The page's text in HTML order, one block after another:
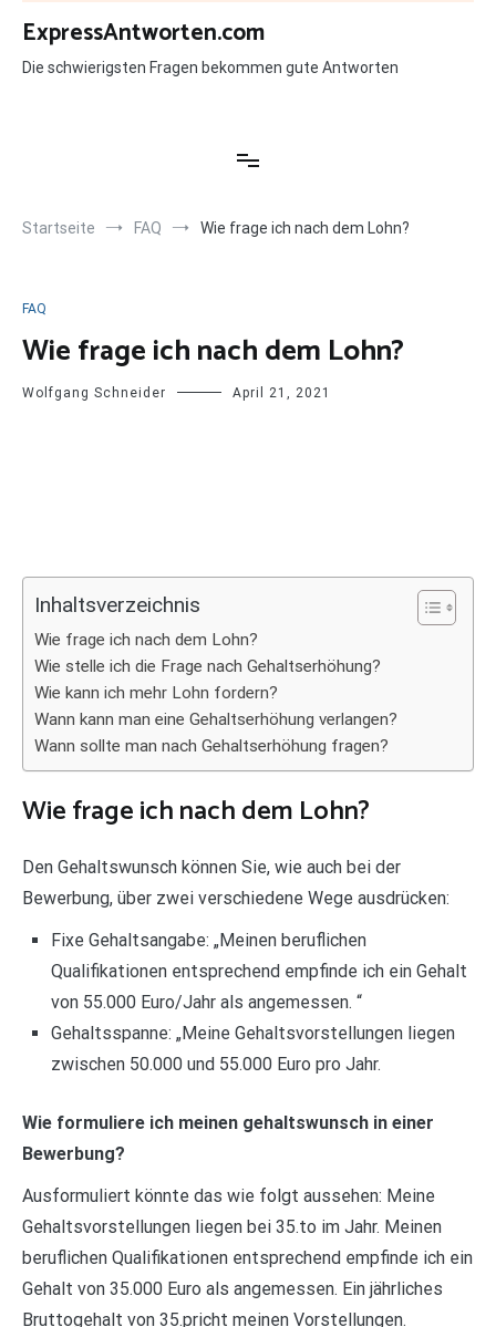
Zum
Inhalt
springen
ExpressAntworten.com
Die schwierigsten Fragen bekommen gute Antworten
Startseite FAQ Wie frage ich nach dem Lohn?
FAQ
Wie frage ich nach dem Lohn?
Wolfgang Schneider April 21, 2021
Inhaltsverzeichnis
Wie frage ich nach dem Lohn?
Wie stelle ich die Frage nach Gehaltserhöhung?
Wie kann ich mehr Lohn fordern?
Wann kann man eine Gehaltserhöhung verlangen?
Wann sollte man nach Gehaltserhöhung fragen?
Wie frage ich nach dem Lohn?
Den Gehaltswunsch können Sie, wie auch bei der
Bewerbung, über zwei verschiedene Wege ausdrücken:
Fixe Gehaltsangabe: „Meinen beruflichen
Qualifikationen entsprechend empfinde ich ein Gehalt
von 55.000 Euro/Jahr als angemessen. “
Gehaltsspanne: „Meine Gehaltsvorstellungen liegen
zwischen 50.000 und 55.000 Euro pro Jahr.
Wie formuliere ich meinen gehaltswunsch in einer
Bewerbung?
Ausformuliert könnte das wie folgt aussehen: Meine
Gehaltsvorstellungen liegen bei 35.to im Jahr. Meinen
beruflichen Qualifikationen entsprechend empfinde ich ein
Gehalt von 35.000 Euro als angemessen. Ein jährliches
Bruttogehalt von 35.pricht meinen Vorstellungen.